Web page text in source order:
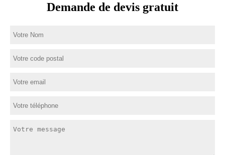
Demande de devis gratuit